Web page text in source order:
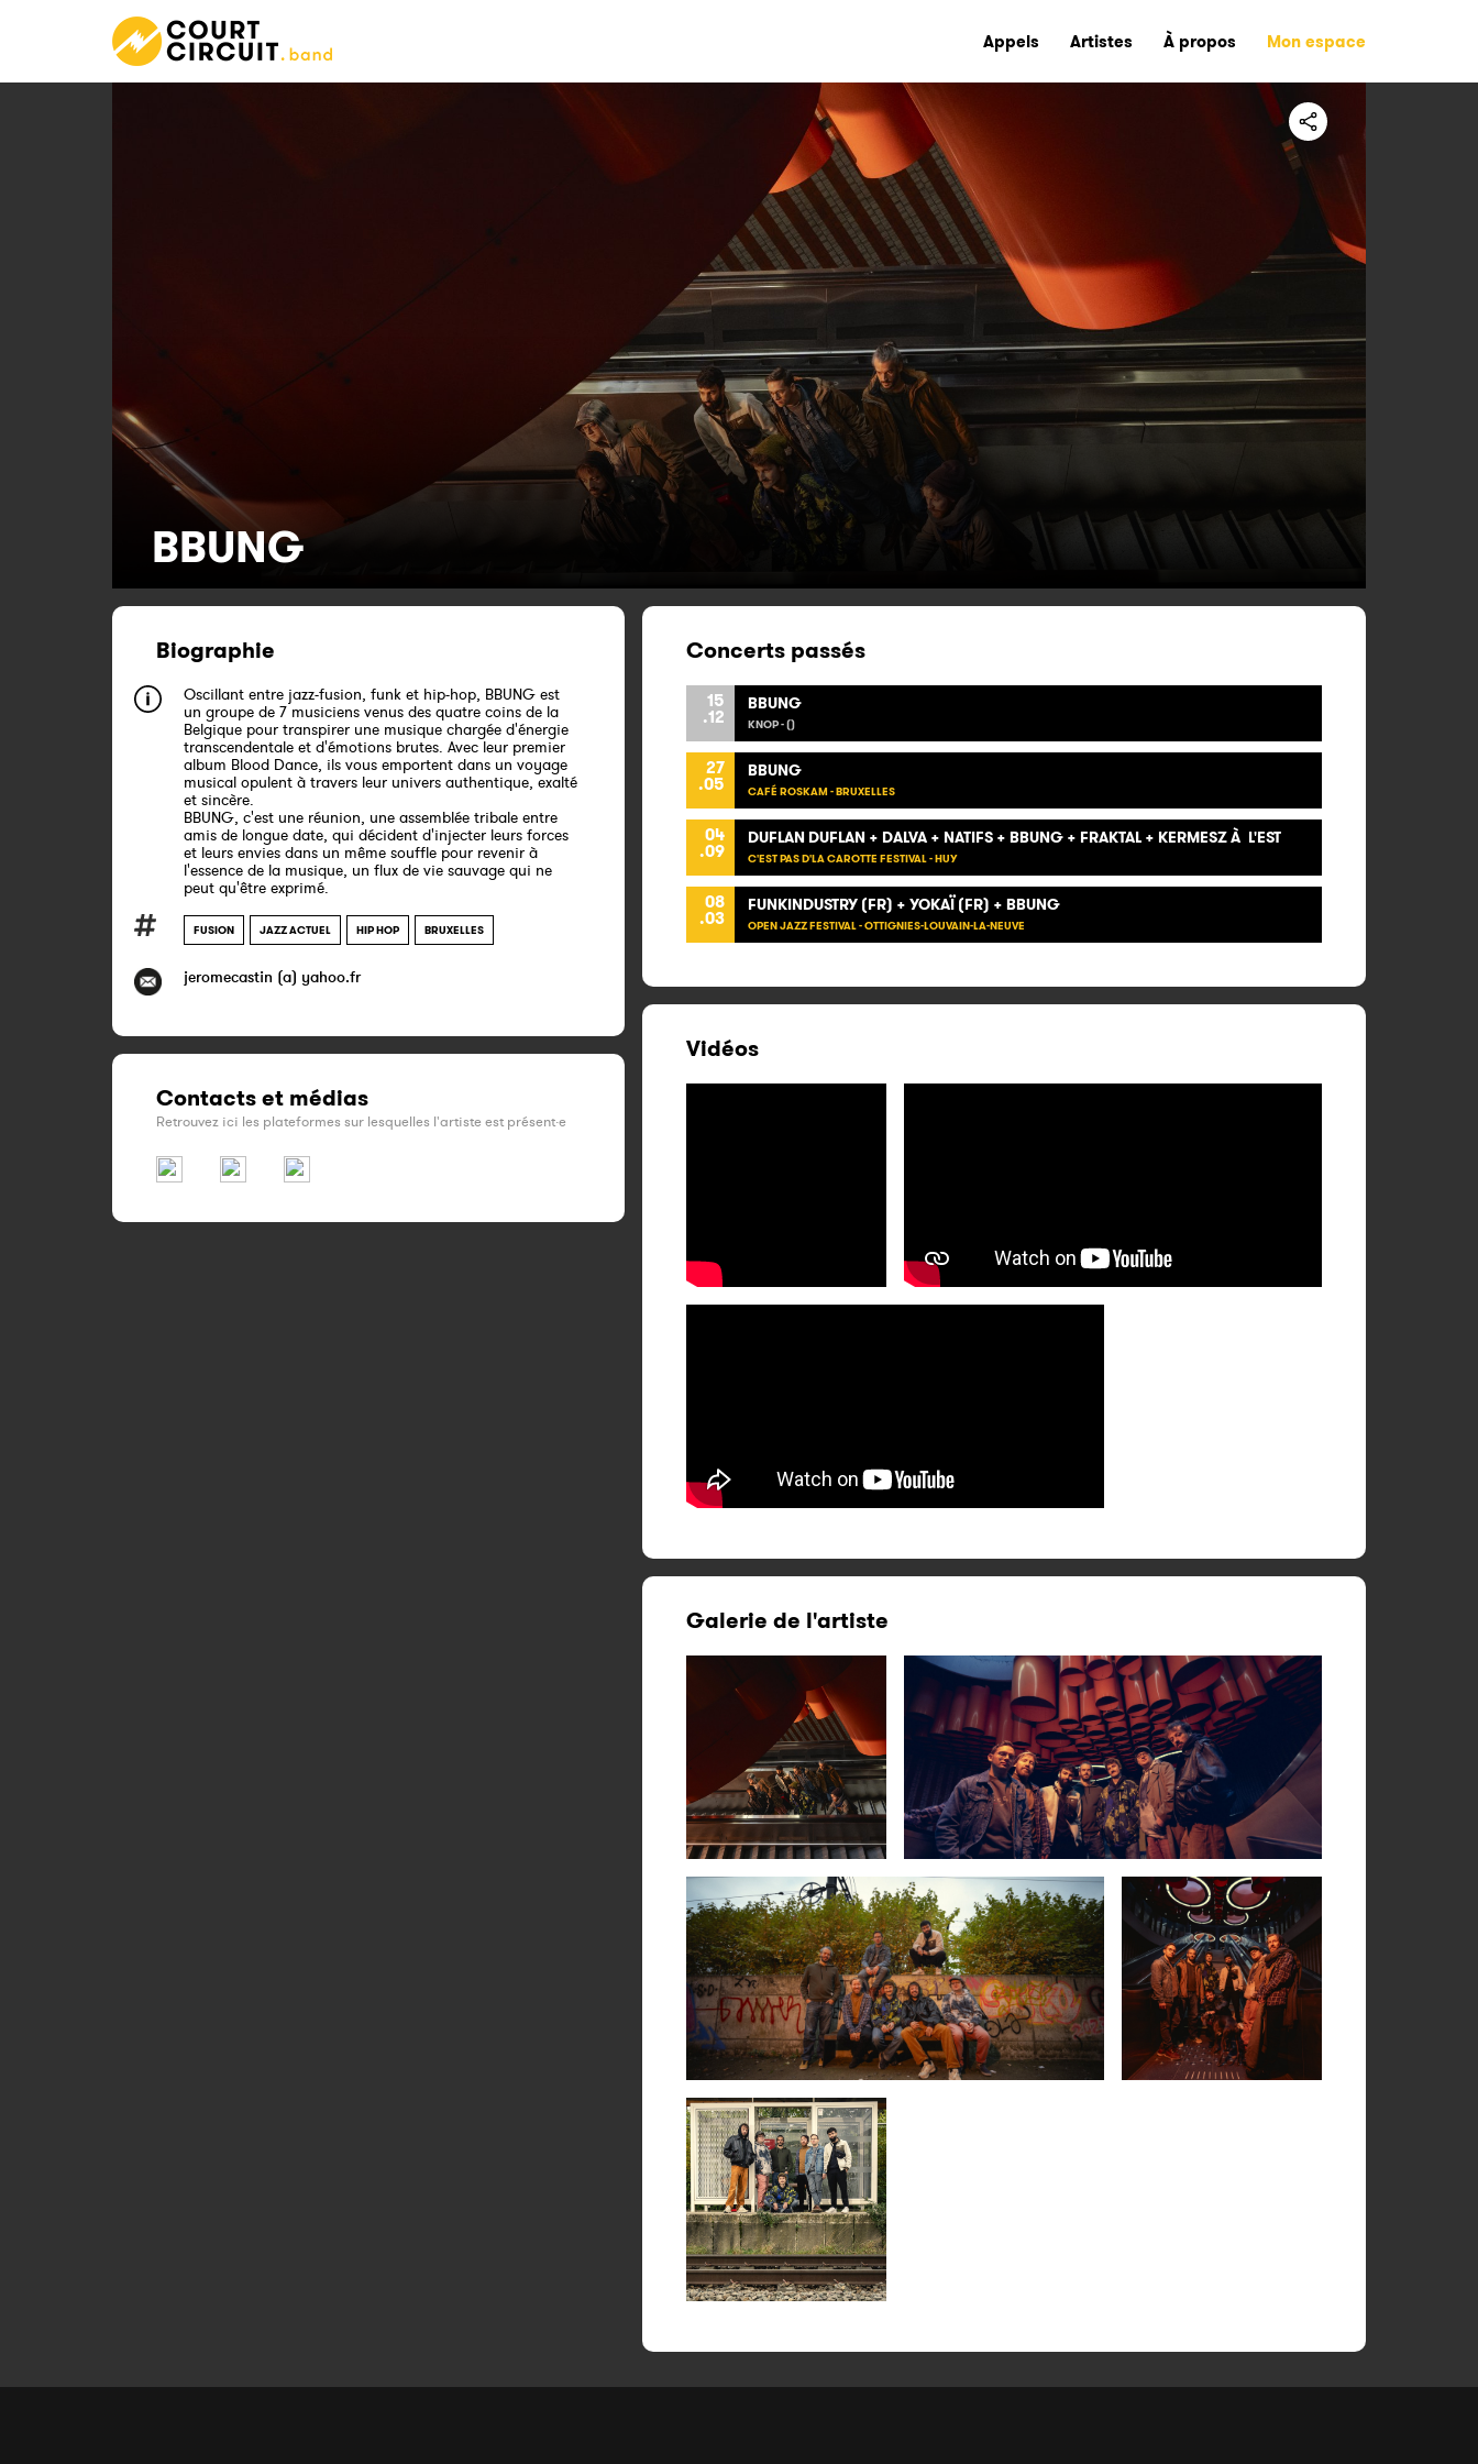
Appels Artistes À propos Mon espace
BBUNG
Biographie
Oscillant entre jazz-fusion, funk et hip-hop, BBUNG est
un groupe de 7 musiciens venus des quatre coins de la
Belgique pour transpirer une musique chargée d'énergie
transcendentale et d'émotions brutes. Avec leur premier
album Blood Dance, ils vous emportent dans un voyage
musical opulent à travers leur univers authentique, exalté
et sincère.
BBUNG, c'est une réunion, une assemblée tribale entre
amis de longue date, qui décident d'injecter leurs forces
et leurs envies dans un même souffle pour revenir à
l'essence de la musique, un flux de vie sauvage qui ne
peut qu'être exprimé.
FUSION JAZZ ACTUEL HIP HOP BRUXELLES
jeromecastin (a) yahoo.fr
Contacts et médias
Retrouvez ici les plateformes sur lesquelles l'artiste est présent·e
Concerts passés
15
.12
BBUNG
KNOP - ()
27
.05
BBUNG
CAFÉ ROSKAM - BRUXELLES
04
.09
DUFLAN DUFLAN + DALVA + NATIFS + BBUNG + FRAKTAL + KERMESZ À L'EST
C'EST PAS D'LA CAROTTE FESTIVAL - HUY
08
.03
FUNKINDUSTRY (FR) + YOKAÏ (FR) + BBUNG
OPEN JAZZ FESTIVAL - OTTIGNIES-LOUVAIN-LA-NEUVE
Vidéos
Galerie de l'artiste